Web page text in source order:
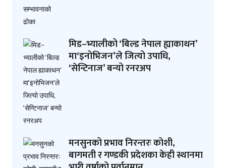
मिड–भ्यालीको ‘बिल्ड नेपाल ह्याकाथन’
मा‘इनोभिजन’ले जित्यो उपाधि,
‘सेन्टिनाज’ बन्यो रनरअप
मनसुनको प्रभाव निरन्तरः कोशी,
बागमती र गण्डकी प्रदेशका केही स्थानमा